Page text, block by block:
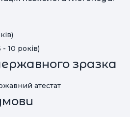
10 років)
зразка
атестат